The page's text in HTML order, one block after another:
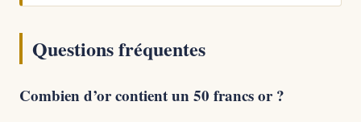
Questions fréquentes
Combien d’or contient un 50 francs or ?